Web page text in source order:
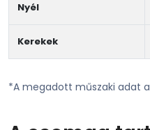
Nyél
Kerekek
*A megadott műszaki adat